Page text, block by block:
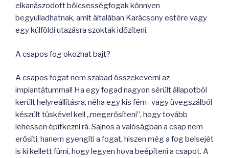
elkanászodott bölcsességfogak könnyen
begyulladhatnak, amit általában Karácsony estére vagy
egy külföldi utazásra szoktak időzíteni.
A csapos fog okozhat bajt?
A csapos fogat nem szabad összekeverni az
implantátummal! Ha egy fogad nagyon sérült állapotból
került helyreállításra, néha egy kis fém- vagy üvegszálból
készült tüskével kell „megerősíteni”, hogy tovább
lehessen építkezni rá. Sajnos a valóságban a csap nem
erősíti, hanem gyengíti a fogat, hiszen még a fog belsejét
is ki kellett fúrni, hogy legyen hova beépíteni a csapot. A